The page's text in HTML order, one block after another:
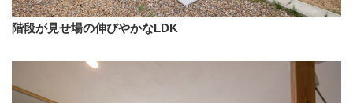
階段が見せ場の伸びやかなLDK